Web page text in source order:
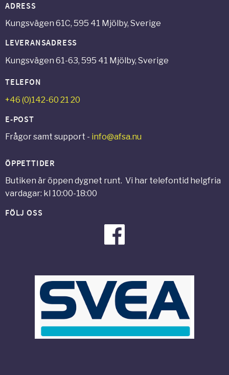
ADRESS
Kungsvägen 61C, 595 41 Mjölby, Sverige
LEVERANSADRESS
Kungsvägen 61-63, 595 41 Mjölby, Sverige
TELEFON
+46 (0)142-60 21 20
E-POST
Frågor samt support - info@afsa.nu
ÖPPETTIDER
Butiken är öppen dygnet runt. Vi har telefontid helgfria
vardagar: kl 10:00-18:00
FÖLJ OSS